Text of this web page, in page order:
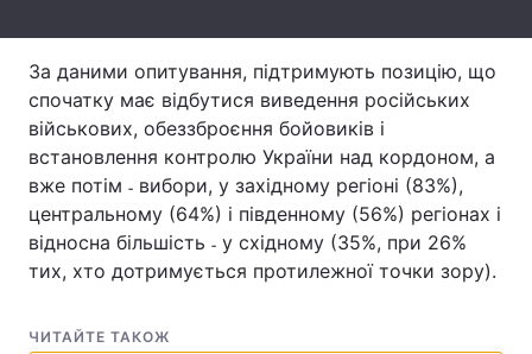
За даними опитування, підтримують позицію, що
спочатку має відбутися виведення російських
військових, обеззброєння бойовиків і
встановлення контролю України над кордоном, а
вже потім ˗ вибори, у західному регіоні (83%),
центральному (64%) і південному (56%) регіонах і
відносна більшість ˗ у східному (35%, при 26%
тих, хто дотримується протилежної точки зору).
ЧИТАЙТЕ ТАКОЖ